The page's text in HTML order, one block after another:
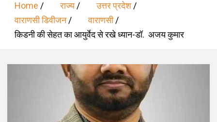
Home राज्य
उत्तर प्रदेश
वाराणसी डिवीजन
वाराणसी
किडनी की सेहत का आयुर्वेद से रखे ध्यान-डॉ. अजय कुमार